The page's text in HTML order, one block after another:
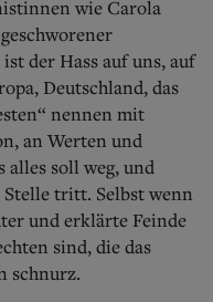
wie Carola
der Hass auf uns, auf
Deutschland, das
nennen mit
an Werten und
alles soll weg, und
Stelle tritt. Selbst wenn
und erklärte Feinde
sind, die das
schnurz.